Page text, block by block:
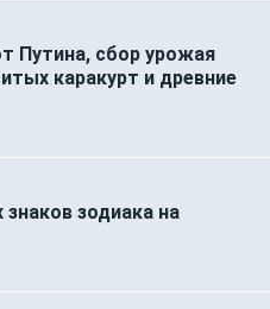
Путина, сбор урожая
каракурт и древние
зодиака на